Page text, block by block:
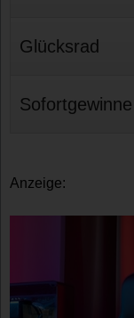
Glücksrad
Sofortgewinne
Anzeige: